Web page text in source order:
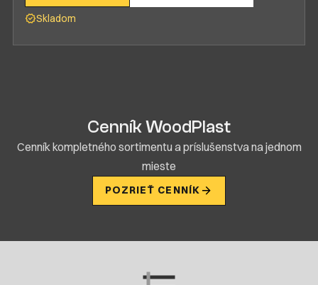
Skladom
Cenník WoodPlast
Cenník kompletného sortimentu a príslušenstva na jednom
mieste
POZRIEŤ CENNÍK